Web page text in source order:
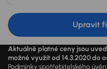
Upravit
Aktuálně platné ceny jsou
možné využít od 14.3.2020 do
Podmínky spotřebitelského